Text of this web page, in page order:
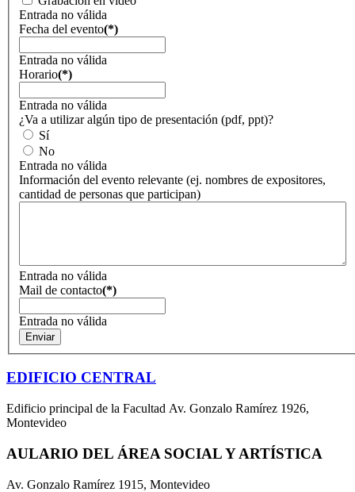
Entrada no válida
Fecha del evento(*)
Entrada no válida
Horario(*)
Entrada no válida
¿Va a utilizar algún tipo de presentación (pdf, ppt)?
Sí
No
Entrada no válida
Información del evento relevante (ej. nombres de expositores,
cantidad de personas que participan)
Entrada no válida
Mail de contacto(*)
Entrada no válida
Enviar
EDIFICIO CENTRAL
Edificio principal de la Facultad Av. Gonzalo Ramírez 1926,
Montevideo
AULARIO DEL ÁREA SOCIAL Y ARTÍSTICA
Av. Gonzalo Ramírez 1915, Montevideo